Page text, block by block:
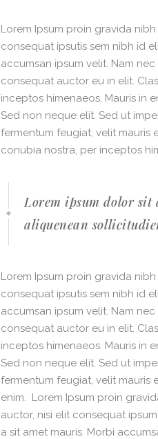
Lorem Ipsum proin gravida
consequat ipsutis sem nibh id
accumsan ipsum velit. Nam
consequat auctor eu in elit.
inceptos himenaeos. Mauris in
Sed non neque elit. Sed ut
fermentum feugiat, velit mauris
conubia nostra, per inceptos
Lorem ipsum dolor
aliquenean
Lorem Ipsum proin gravida
consequat ipsutis sem nibh id
accumsan ipsum velit. Nam
consequat auctor eu in elit.
inceptos himenaeos. Mauris in
Sed non neque elit. Sed ut
fermentum feugiat, velit mauris
enim. Lorem Ipsum proin
auctor, nisi elit consequat
a sit amet mauris. Morbi